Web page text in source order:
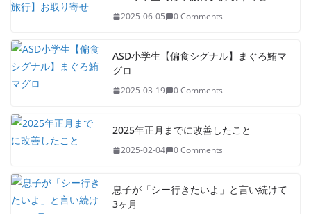
2025-06-05 0 Comments
ASD小学生【偏食シグナル】まぐろ鮪マ
グロ
2025-03-19 0 Comments
2025年正月までに改善したこと
2025-02-04 0 Comments
息子が「シー行きたいよ」と言い続けて
3ヶ月